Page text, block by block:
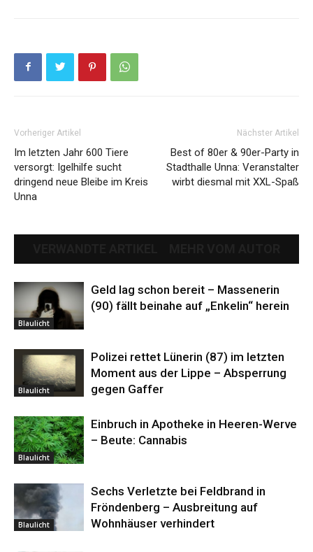
Vorheriger Artikel
Im letzten Jahr 600 Tiere
versorgt: Igelhilfe sucht
dringend neue Bleibe im Kreis
Unna
Nächster Artikel
Best of 80er & 90er-Party in
Stadthalle Unna: Veranstalter
wirbt diesmal mit XXL-Spaß
Blaulicht
Geld lag schon bereit – Massenerin
(90) fällt beinahe auf „Enkelin“ herein
Blaulicht
Polizei rettet Lünerin (87) im letzten
Moment aus der Lippe – Absperrung
gegen Gaffer
Blaulicht
Einbruch in Apotheke in Heeren-Werve
– Beute: Cannabis
Blaulicht
Sechs Verletzte bei Feldbrand in
Fröndenberg – Ausbreitung auf
Wohnhäuser verhindert